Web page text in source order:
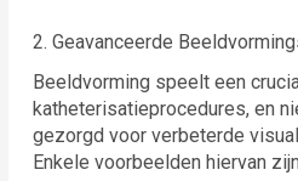
2. Geavanceerde
Beeldvorming speelt een
katheterisatieprocedures, en
gezorgd voor verbeterde
Enkele voorbeelden hiervan